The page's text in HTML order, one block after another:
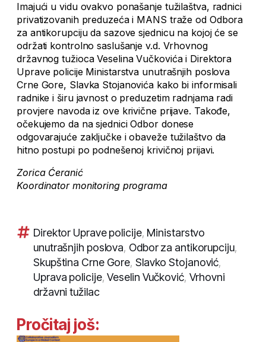
Imajući u vidu ovakvo ponašanje tužilaštva, radnici
privatizovanih preduzeća i MANS traže od Odbora
za antikorupciju da sazove sjednicu na kojoj će se
održati kontrolno saslušanje v.d. Vrhovnog
državnog tužioca Veselina Vučkovića i Direktora
Uprave policije Ministarstva unutrašnjih poslova
Crne Gore, Slavka Stojanovića kako bi informisali
radnike i širu javnost o preduzetim radnjama radi
provjere navoda iz ove krivične prijave. Takođe,
očekujemo da na sjednici Odbor donese
odgovarajuće zaključke i obaveže tužilaštvo da
hitno postupi po podnešenoj krivičnoj prijavi.
Zorica Ćeranić
Koordinator monitoring programa
Direktor Uprave policije, Ministarstvo
unutrašnjih poslova, Odbor za antikorupciju,
Skupština Crne Gore, Slavko Stojanović,
Uprava policije,Veselin Vučković, Vrhovni
državni tužilac
Pročitaj još: